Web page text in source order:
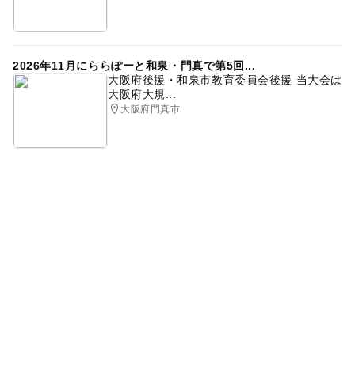
2026年11月にららぽーと和泉・門真で第5回...
大阪府後援・和泉市教育委員会後援 当大会は
大阪府大規...
大阪府門真市